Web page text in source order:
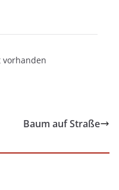
Baum auf Straße